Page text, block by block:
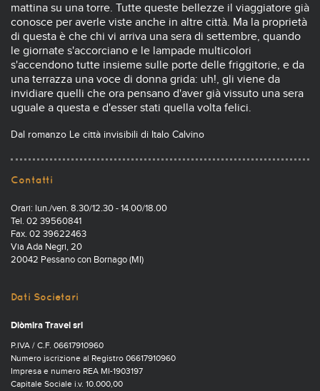
mattina su una torre. Tutte queste bellezze il viaggiatore già
conosce per averle viste anche in altre città. Ma la proprietà
di questa è che chi vi arriva una sera di settembre, quando
le giornate s'accorciano e le lampade multicolori
s'accendono tutte insieme sulle porte delle friggitorie, e da
una terrazza una voce di donna grida: uh!, gli viene da
invidiare quelli che ora pensano d'aver già vissuto una sera
uguale a questa e d'esser stati quella volta felici.
Dal romanzo Le città invisibili di Italo Calvino
Contatti
Orari: lun./ven. 8.30/12.30 - 14.00/18.00
Tel. 02 39560841
Fax. 02 39622463
Via Ada Negri, 20
20042 Pessano con Bornago (MI)
Dati Societari
Diòmira Travel srl
P.IVA / C.F. 06617910960
Numero iscrizione al Registro 06617910960
Impresa e numero REA MI-1903197
Capitale Sociale i.v. 10.000,00